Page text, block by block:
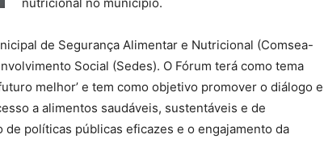
de Segurança Alimentar e Nutricional (Comsea-
Social (Sedes). O Fórum terá como tema
melhor’ e tem como objetivo promover o diálogo e
a alimentos saudáveis, sustentáveis e de
políticas públicas eficazes e o engajamento da